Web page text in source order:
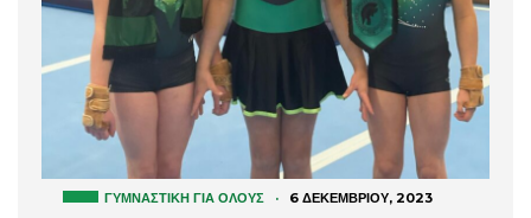
ΓΥΜΝΑΣΤΙΚΉ ΓΙΑ ΌΛΟΥΣ · 6 ΔΕΚΕΜΒΡΊΟΥ, 2023